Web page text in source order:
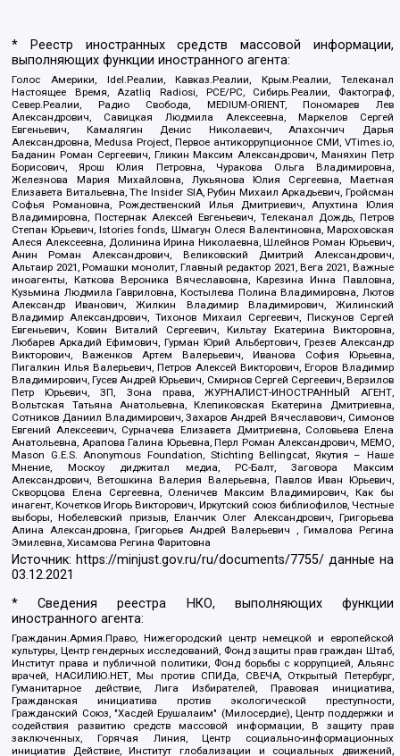
* Реестр иностранных средств массовой информации,
выполняющих функции иностранного агента:
Голос Америки, Idel.Реалии, Кавказ.Реалии, Крым.Реалии, Телеканал
Настоящее Время, Azatliq Radiosi, PCE/PC, Сибирь.Реалии, Фактограф,
Север.Реалии, Радио Свобода, MEDIUM-ORIENT, Пономарев Лев
Александрович, Савицкая Людмила Алексеевна, Маркелов Сергей
Евгеньевич, Камалягин Денис Николаевич, Апахончич Дарья
Александровна, Medusa Project, Первое антикоррупционное СМИ, VTimes.io,
Баданин Роман Сергеевич, Гликин Максим Александрович, Маняхин Петр
Борисович, Ярош Юлия Петровна, Чуракова Ольга Владимировна,
Железнова Мария Михайловна, Лукьянова Юлия Сергеевна, Маетная
Елизавета Витальевна, The Insider SIA, Рубин Михаил Аркадьевич, Гройсман
Софья Романовна, Рождественский Илья Дмитриевич, Апухтина Юлия
Владимировна, Постернак Алексей Евгеньевич, Телеканал Дождь, Петров
Степан Юрьевич, Istories fonds, Шмагун Олеся Валентиновна, Мароховская
Алеся Алексеевна, Долинина Ирина Николаевна, Шлейнов Роман Юрьевич,
Анин Роман Александрович, Великовский Дмитрий Александрович,
Альтаир 2021, Ромашки монолит, Главный редактор 2021, Вега 2021, Важные
иноагенты, Каткова Вероника Вячеславовна, Карезина Инна Павловна,
Кузьмина Людмила Гавриловна, Костылева Полина Владимировна, Лютов
Александр Иванович, Жилкин Владимир Владимирович, Жилинский
Владимир Александрович, Тихонов Михаил Сергеевич, Пискунов Сергей
Евгеньевич, Ковин Виталий Сергеевич, Кильтау Екатерина Викторовна,
Любарев Аркадий Ефимович, Гурман Юрий Альбертович, Грезев Александр
Викторович, Важенков Артем Валерьевич, Иванова София Юрьевна,
Пигалкин Илья Валерьевич, Петров Алексей Викторович, Егоров Владимир
Владимирович, Гусев Андрей Юрьевич, Смирнов Сергей Сергеевич, Верзилов
Петр Юрьевич, ЗП, Зона права, ЖУРНАЛИСТ-ИНОСТРАННЫЙ АГЕНТ,
Вольтская Татьяна Анатольевна, Клепиковская Екатерина Дмитриевна,
Сотников Даниил Владимирович, Захаров Андрей Вячеславович, Симонов
Евгений Алексеевич, Сурначева Елизавета Дмитриевна, Соловьева Елена
Анатольевна, Арапова Галина Юрьевна, Перл Роман Александрович, МЕМО,
Mason G.E.S. Anonymous Foundation, Stichting Bellingcat, Якутия – Наше
Мнение, Москоу диджитал медиа, РС-Балт, Заговора Максим
Александрович, Ветошкина Валерия Валерьевна, Павлов Иван Юрьевич,
Скворцова Елена Сергеевна, Оленичев Максим Владимирович, Как бы
инагент, Кочетков Игорь Викторович, Иркутский союз библиофилов, Честные
выборы, Нобелевский призыв, Еланчик Олег Александрович, Григорьева
Алина Александровна, Григорьев Андрей Валерьевич , Гималова Регина
Эмилевна, Хисамова Регина Фаритовна
Источник: https://minjust.gov.ru/ru/documents/7755/ данные на
03.12.2021
* Сведения реестра НКО, выполняющих функции
иностранного агента:
Гражданин.Армия.Право, Нижегородский центр немецкой и европейской
культуры, Центр гендерных исследований, Фонд защиты прав граждан Штаб,
Институт права и публичной политики, Фонд борьбы с коррупцией, Альянс
врачей, НАСИЛИЮ.НЕТ, Мы против СПИДа, СВЕЧА, Открытый Петербург,
Гуманитарное действие, Лига Избирателей, Правовая инициатива,
Гражданская инициатива против экологической преступности,
Гражданский Союз, "Хасдей Ерушалаим" (Милосердие), Центр поддержки и
содействия развитию средств массовой информации, В защиту прав
заключенных, Горячая Линия, Центр социально-информационных
инициатив Действие, Институт глобализации и социальных движений,